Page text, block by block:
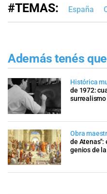
#TEMAS: España
Además tenés
Histórica
de 1972:
surrealismo
Obra
de Atenas":
genios de